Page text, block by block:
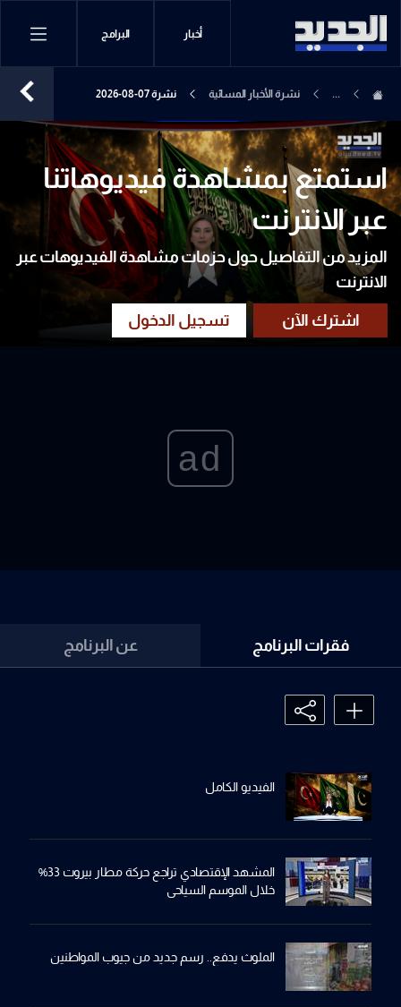
أخبار البرامج
... نشرة الأخبار المسائية نشرة 07-08-2026
استمتع بمشاهدة فيديوهاتنا
عبر الانترنت
المزيد من التفاصيل حول حزمات مشاهدة الفيديوهات عبر
الانترنت
ad
فقرات البرنامج عن البرنامج
الفيديو الكامل
المشهد الإقتصادي تراجع حركة مطار بيروت 33%
خلال الموسم السياحي
الملوث يدفع.. رسم جديد من جيوب المواطنين